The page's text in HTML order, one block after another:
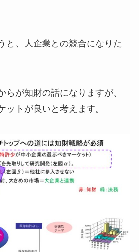
と、大企業との競合になりた
らが知財の話になりますが、
ットが良いと考えます。